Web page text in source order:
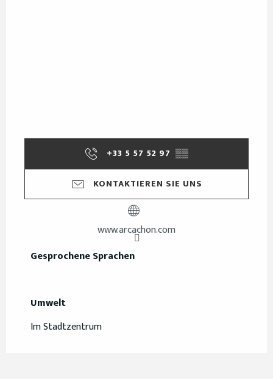
+33 5 57 52 97 ▒▒
KONTAKTIEREN SIE UNS
www.arcachon.com
Gesprochene Sprachen
Gesprochene Sprachen
Umwelt
Umwelt
Im Stadtzentrum